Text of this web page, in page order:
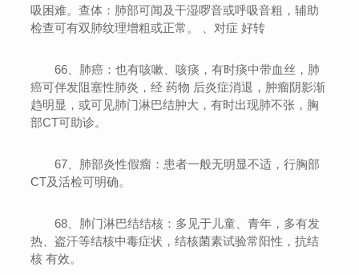
吸困难。查体：肺部可闻及干湿啰音或呼吸音粗，辅助
检查可有双肺纹理增粗或正常。 、对症 好转
66、肺癌：也有咳嗽、咳痰，有时痰中带血丝，肺
癌可伴发阻塞性肺炎，经 药物 后炎症消退，肿瘤阴影渐
趋明显，或可见肺门淋巴结肿大，有时出现肺不张，胸
部CT可助诊。
67、肺部炎性假瘤：患者一般无明显不适，行胸部
CT及活检可明确。
68、肺门淋巴结结核：多见于儿童、青年，多有发
热、盗汗等结核中毒症状，结核菌素试验常阳性，抗结
核 有效。